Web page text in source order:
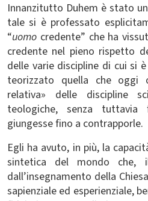
Innanzitutto Duhem è stato
tale si è professato
“uomo credente” che ha
credente nel pieno rispetto
delle varie discipline di cui si
teorizzato quella che oggi
relativa» delle discipline
teologiche, senza
giungesse fino a contrapporle.
Egli ha avuto, in più, la
sintetica del mondo che,
dall’insegnamento della
sapienziale ed esperienziale,